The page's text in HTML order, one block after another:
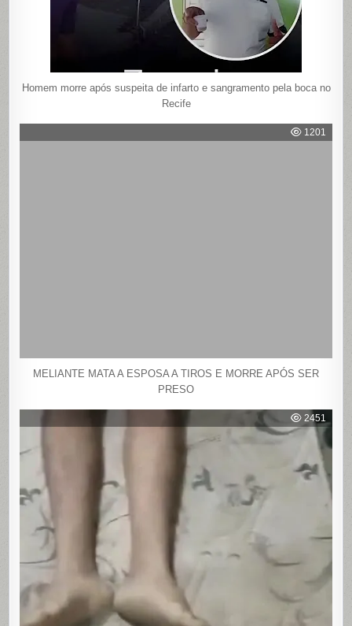
Homem morre após suspeita de infarto e sangramento pela boca no
Recife
1201
MELIANTE MATA A ESPOSA A TIROS E MORRE APÓS SER
PRESO
2451